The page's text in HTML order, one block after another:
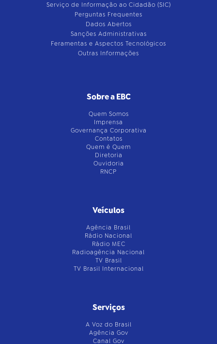
Serviço de Informação ao Cidadão (SIC)
Perguntas Frequentes
Dados Abertos
Sanções Administrativas
Feramentas e Aspectos Tecnológicos
Outras Informações
Sobre a EBC
Quem Somos
Imprensa
Governança Corporativa
Contatos
Quem é Quem
Diretoria
Ouvidoria
RNCP
Veículos
Agência Brasil
Rádio Nacional
Rádio MEC
Radioagência Nacional
TV Brasil
TV Brasil Internacional
Serviços
A Voz do Brasil
Agência Gov
Canal Gov